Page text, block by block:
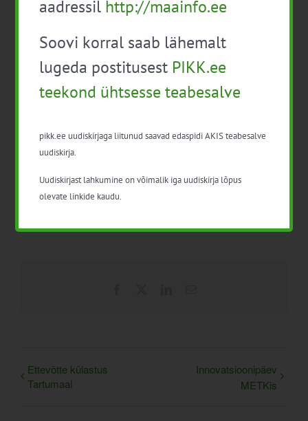
Registreerimine:
ppuskar@alltech.com
| +372 5280846 Osalemiseks
Lisa kalendrisse
Ettevõtte külastus
Tartumaal
Innovatsioonipäev
METKis
aadressil http://maainfo.ee
Soovi korral saab lähemalt
lugeda postitusest PIKK.ee
teekond ühtsesse teabesalve
pikk.ee uudiskirjaga liitunud saavad edaspidi AKIS teabesalve
uudiskirja.
Uudiskirjast lahkumine on võimalik iga uudiskirja lõpus
olevate linkide kaudu.